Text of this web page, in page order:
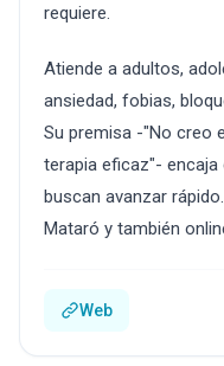
requiere.
Atiende a adultos,
ansiedad, fobias,
Su premisa -"No creo
terapia eficaz"-
buscan avanzar
Mataró y también
Web